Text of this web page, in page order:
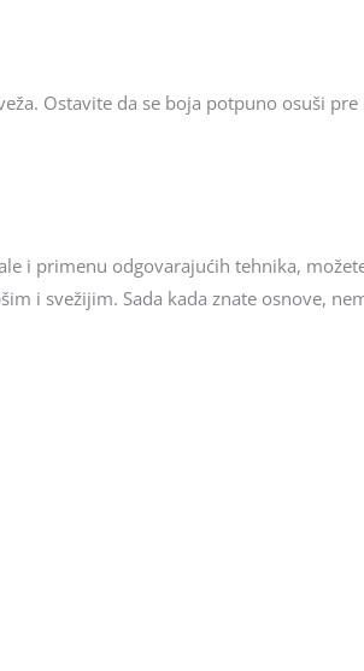
Ostavite da se boja potpuno osuši
i primenu odgovarajućih tehnika,
i svežijim. Sada kada znate osnove,